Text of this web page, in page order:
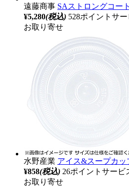
遠藤商事 SAストロングコー
¥5,280(税込) 528ポイントサー
お取り寄せ
水野産業 アイス&スープカッ
¥858(税込) 26ポイントサービ
お取り寄せ